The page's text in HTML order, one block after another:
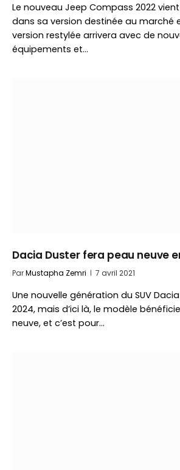
Le nouveau Jeep Compass 2022
dans sa version destinée au marché
version restylée arrivera avec de
équipements et…
Dacia Duster fera peau neuve
ParMustapha Zemri 7 avril 2021
Une nouvelle génération du SUV
2024, mais d’ici là, le modèle
neuve, et c’est pour…